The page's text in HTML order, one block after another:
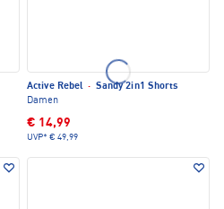
Active Rebel · Sandy 2in1 Shorts
Damen
€ 14,99
UVP* € 49,99